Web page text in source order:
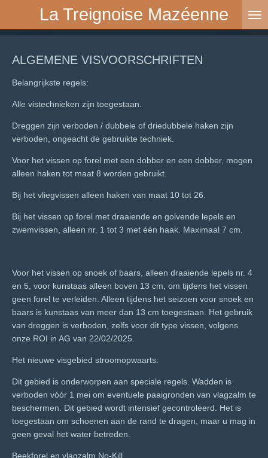
contenu
La Treignoise Mazéenne
ALGEMENE VISVOORSCHRIFTEN
Belangrijkste regels:
Alle vistechnieken zijn toegestaan.
Dreggen zijn verboden / dubbele of driedubbele haken zijn
verboden, ongeacht de gebruikte techniek.
Voor het vissen op forel met een dobber en een dobber, mogen
alleen haken tot maat 8 worden gebruikt.
Bij het vliegvissen alleen haken van maat 10 tot 26.
Bij het vissen op forel met draaiende en golvende lepels en
zwemvissen, alleen nr. 1 tot 3 met één haak. Maximaal 7 cm.
Voor het vissen op snoek of baars, alleen draaiende lepels nr. 4
en 5, voor kunstaas alleen boven 13 cm, om tijdens het vissen
geen forel te verleiden. Alleen tijdens het seizoen voor snoek en
baars is kunstaas van meer dan 13 cm toegestaan. Het gebruik
van dreggen is verboden, zelfs voor dit type vissen, volgens
onze ROI in AG van 22/02/2025.
Het nieuwe visgebied stroomopwaarts:
Dit gebied is onderworpen aan speciale regels. Wadden is
verboden vóór 1 mei om eventuele paaigronden van vlagzalm te
beschermen. Dit gebied wordt intensief gecontroleerd. Het is
toegestaan om schoenen aan de rand te dragen, maar u mag in
geen geval het water betreden.
Beekforel en vlagzalm No-Kill.